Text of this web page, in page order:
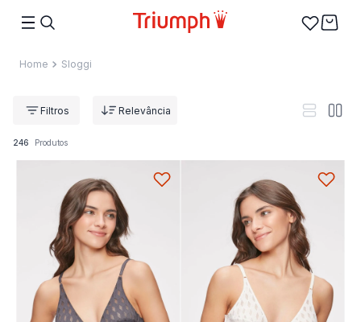
Sloggi
Relevância
246 Produtos